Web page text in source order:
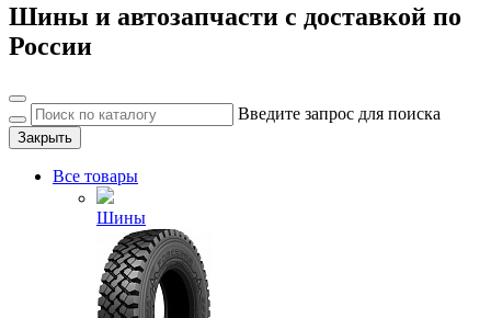
Шины и автозапчасти с доставкой по
России
Введите запрос для поиска
Закрыть
Все товары
Шины